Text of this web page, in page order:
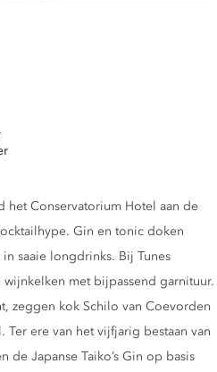
het Conservatorium Hotel aan de
Gin en tonic doken
saaie longdrinks. Bij Tunes
met bijpassend garnituur.
zeggen kok Schilo van Coevorden
Ter ere van het vijfjarig bestaan van
de Japanse Taiko’s Gin op basis